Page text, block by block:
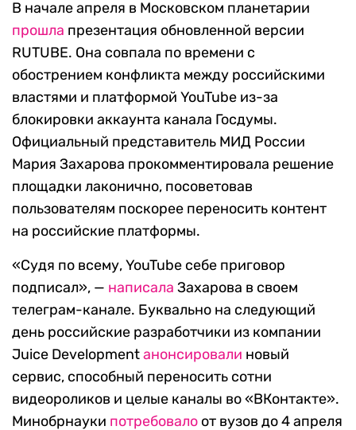
В начале апреля в Московском планетарии
прошла презентация обновленной версии
RUTUBE. Она совпала по времени с
обострением конфликта между российскими
властями и платформой YouTube из-за
блокировки аккаунта канала Госдумы.
Официальный представитель МИД России
Мария Захарова прокомментировала решение
площадки лаконично, посоветовав
пользователям поскорее переносить контент
на российские платформы.
«Судя по всему, YouTube себе приговор
подписал», — написала Захарова в своем
телеграм-канале. Буквально на следующий
день российские разработчики из компании
Juice Developmentанонсировали новый
сервис, способный переносить сотни
видеороликов и целые каналы во «ВКонтакте».
Минобрнауки потребовало от вузов до 4 апреля